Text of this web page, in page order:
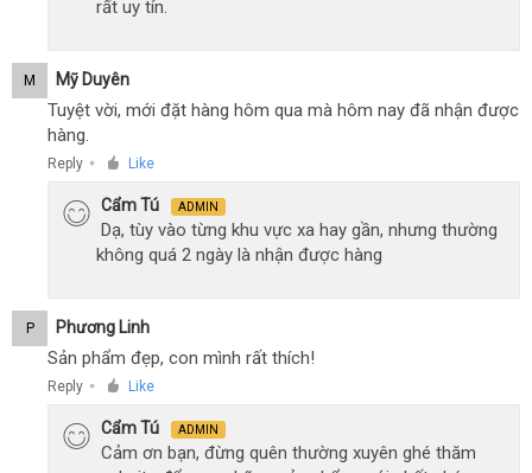
rất uy tín.
M Mỹ Duyên
Tuyệt vời, mới đặt hàng hôm qua mà hôm nay đã nhận được
hàng.
Reply ● Like
Cẩm Tú ADMIN
Dạ, tùy vào từng khu vực xa hay gần, nhưng thường
không quá 2 ngày là nhận được hàng
P Phương Linh
Sản phẩm đẹp, con mình rất thích!
Reply ● Like
Cẩm Tú ADMIN
Cảm ơn bạn, đừng quên thường xuyên ghé thăm